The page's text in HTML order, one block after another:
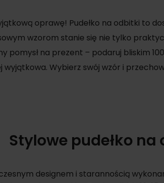
oprawę! Pudełko na odbitki to
wzorom stanie się nie tylko
pomysł na prezent – podaruj bliskim
wyjątkowa. Wybierz swój wzór i
Stylowe pudełko na
designem i starannością